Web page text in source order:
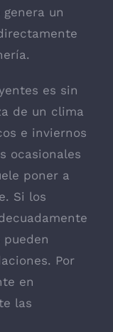
un
es sin
de un clima
e inviernos
ocasionales
poner a
Si los
Por
en
las